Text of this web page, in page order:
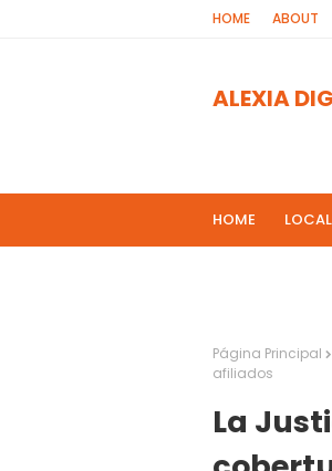
HOME ABOUT
ALEXIA
HOME
Página Principal
afiliados
La